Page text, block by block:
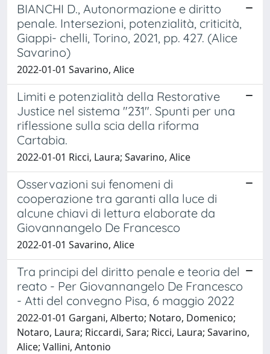
BIANCHI D., Autonormazione e diritto
penale. Intersezioni, potenzialità, criticità,
Giappi- chelli, Torino, 2021, pp. 427. (Alice
Savarino)
2022-01-01 Savarino, Alice
Limiti e potenzialità della Restorative
Justice nel sistema "231". Spunti per una
riflessione sulla scia della riforma
Cartabia.
2022-01-01 Ricci, Laura; Savarino, Alice
Osservazioni sui fenomeni di
cooperazione tra garanti alla luce di
alcune chiavi di lettura elaborate da
Giovannangelo De Francesco
2022-01-01 Savarino, Alice
Tra principi del diritto penale e teoria del
reato - Per Giovannangelo De Francesco
- Atti del convegno Pisa, 6 maggio 2022
2022-01-01 Gargani, Alberto; Notaro, Domenico;
Notaro, Laura; Riccardi, Sara; Ricci, Laura; Savarino,
Alice; Vallini, Antonio